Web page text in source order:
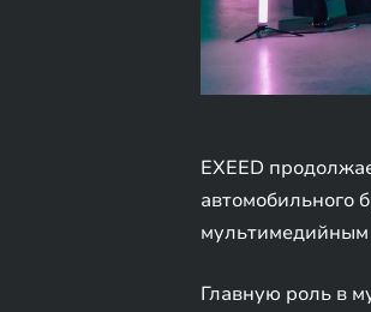
EXEED
автомобильного
мультимедийным
Главную роль в